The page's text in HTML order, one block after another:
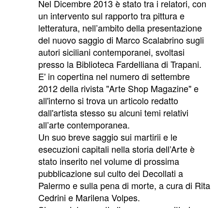
Nel Dicembre 2013 è stato tra i relatori, con
un intervento sul rapporto tra pittura e
letteratura, nell’ambito della presentazione
del nuovo saggio di Marco Scalabrino sugli
autori siciliani contemporanei, svoltasi
presso la Biblioteca Fardelliana di Trapani.
E' in copertina nel numero di settembre
2012 della rivista "Arte Shop Magazine" e
all'interno si trova un articolo redatto
dall'artista stesso su alcuni temi relativi
all’arte contemporanea.
Un suo breve saggio sui martirii e le
esecuzioni capitali nella storia dell’Arte è
stato inserito nel volume di prossima
pubblicazione sul culto dei Decollati a
Palermo e sulla pena di morte, a cura di Rita
Cedrini e Marilena Volpes.